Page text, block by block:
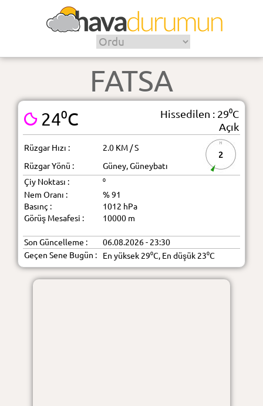
FATSA
24⁰C
Hissedilen : 29⁰C
Açık
Rüzgar Hızı : 2.0 KM / S
2
Rüzgar Yönü :
Güney, Güneybatı
Çiy Noktası :
⁰
Nem Oranı :
% 91
Basınç :
1012 hPa
Görüş Mesafesi :
10000 m
Son Güncelleme :
06.08.2026 - 23:30
Geçen Sene Bugün :
En yüksek 29⁰C, En düşük 23⁰C